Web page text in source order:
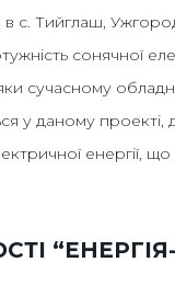
в с. Тийглаш,
сонячної
сучасному
у даному проекті,
енергії,